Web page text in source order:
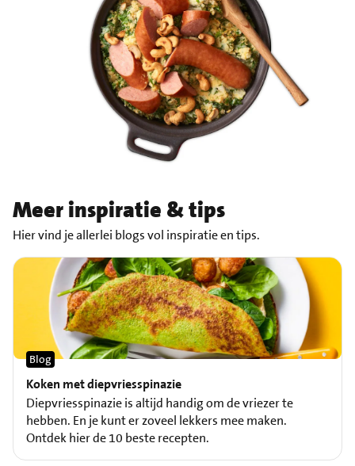
Meer inspiratie & tips
Hier vind je allerlei blogs vol inspiratie en tips.
Koken met diepvriesspinazie
Blog
Diepvriesspinazie is altijd handig om de vriezer te
hebben. En je kunt er zoveel lekkers mee maken.
Ontdek hier de 10 beste recepten.